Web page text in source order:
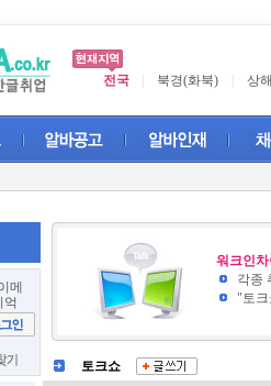
전국 북경(화북) 상
메
억
워크인
각종
"토크
토크쇼